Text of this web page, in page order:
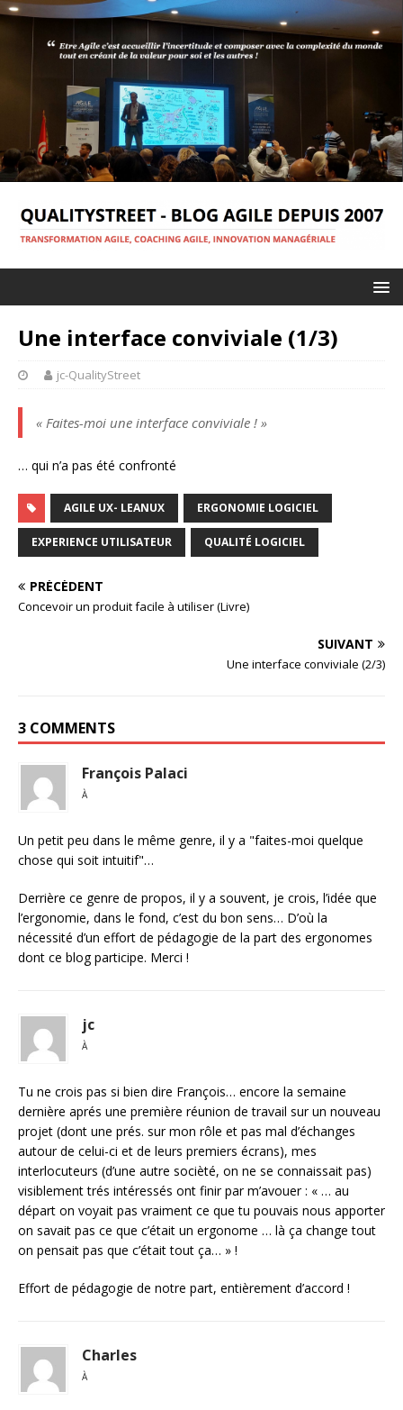
Une interface conviviale (1/3)
jc-QualityStreet
« Faites-moi une interface conviviale ! »
… qui n’a pas été confronté
AGILE UX- LEANUX ERGONOMIE LOGICIEL
EXPERIENCE UTILISATEUR QUALITÉ LOGICIEL
PRÉCÉDENT
Concevoir un produit facile à utiliser (Livre)
SUIVANT
Une interface conviviale (2/3)
3 COMMENTS
François Palaci
À
Un petit peu dans le même genre, il y a "faites-moi quelque
chose qui soit intuitif"…
Derrière ce genre de propos, il y a souvent, je crois, l’idée que
l’ergonomie, dans le fond, c’est du bon sens… D’où la
nécessité d’un effort de pédagogie de la part des ergonomes
dont ce blog participe. Merci !
jc
À
Tu ne crois pas si bien dire François… encore la semaine
dernière aprés une première réunion de travail sur un nouveau
projet (dont une prés. sur mon rôle et pas mal d’échanges
autour de celui-ci et de leurs premiers écrans), mes
interlocuteurs (d’une autre socièté, on ne se connaissait pas)
visiblement trés intéressés ont finir par m’avouer : « … au
départ on voyait pas vraiment ce que tu pouvais nous apporter
on savait pas ce que c’était un ergonome … là ça change tout
on pensait pas que c’était tout ça… » !
Effort de pédagogie de notre part, entièrement d’accord !
Charles
À